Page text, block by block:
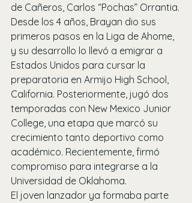
de Cañeros, Carlos “Pochas” Orrantia.
Desde los 4 años, Brayan dio sus
primeros pasos en la Liga de Ahome,
y su desarrollo lo llevó a emigrar a
Estados Unidos para cursar la
preparatoria en Armijo High School,
California. Posteriormente, jugó dos
temporadas con New Mexico Junior
College, una etapa que marcó su
crecimiento tanto deportivo como
académico. Recientemente, firmó
compromiso para integrarse a la
Universidad de Oklahoma.
El joven lanzador ya formaba parte